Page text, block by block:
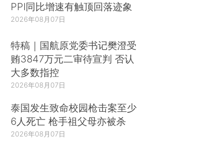
PPI同比增速有触顶回落迹象
2026年08月07日
特稿｜国航原党委书记樊澄受
贿3847万元二审待宣判 否认
大多数指控
2026年08月07日
泰国发生致命校园枪击案至少
6人死亡 枪手祖父母亦被杀
2026年08月07日